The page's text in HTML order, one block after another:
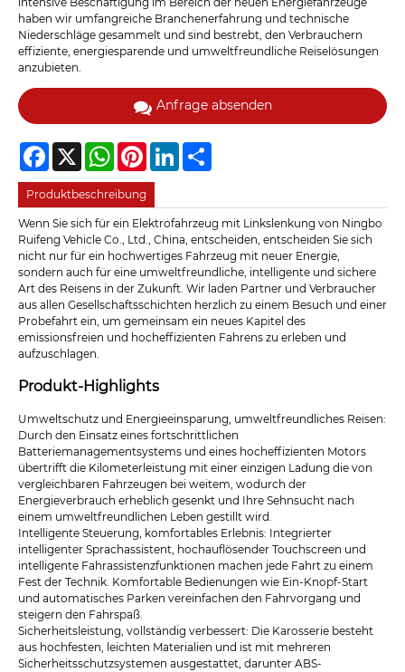
haben wir umfangreiche Branchenerfahrung und technische
Niederschläge gesammelt und sind bestrebt, den Verbrauchern
effiziente, energiesparende und umweltfreundliche Reiselösungen
anzubieten.
Anfrage absenden
Facebook
X WhatsAppPinterestLinkedIn
Produktbeschreibung
Wenn Sie sich für ein Elektrofahrzeug mit Linkslenkung von Ningbo
Ruifeng Vehicle Co., Ltd., China, entscheiden, entscheiden Sie sich
nicht nur für ein hochwertiges Fahrzeug mit neuer Energie,
sondern auch für eine umweltfreundliche, intelligente und sichere
Art des Reisens in der Zukunft. Wir laden Partner und Verbraucher
aus allen Gesellschaftsschichten herzlich zu einem Besuch und einer
Probefahrt ein, um gemeinsam ein neues Kapitel des
emissionsfreien und hocheffizienten Fahrens zu erleben und
aufzuschlagen.
Produkt-Highlights
Umweltschutz und Energieeinsparung, umweltfreundliches Reisen:
Durch den Einsatz eines fortschrittlichen
Batteriemanagementsystems und eines hocheffizienten Motors
übertrifft die Kilometerleistung mit einer einzigen Ladung die von
vergleichbaren Fahrzeugen bei weitem, wodurch der
Energieverbrauch erheblich gesenkt und Ihre Sehnsucht nach
einem umweltfreundlichen Leben gestillt wird.
Intelligente Steuerung, komfortables Erlebnis: Integrierter
intelligenter Sprachassistent, hochauflösender Touchscreen und
intelligente Fahrassistenzfunktionen machen jede Fahrt zu einem
Fest der Technik. Komfortable Bedienungen wie Ein-Knopf-Start
und automatisches Parken vereinfachen den Fahrvorgang und
steigern den Fahrspaß.
Sicherheitsleistung, vollständig verbessert: Die Karosserie besteht
aus hochfesten, leichten Materialien und ist mit mehreren
Sicherheitsschutzsystemen ausgestattet, darunter ABS-